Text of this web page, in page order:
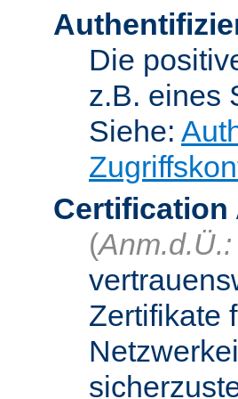
Die
z.B. eines
Siehe:
(Anm.d.Ü.:
Zertifikate